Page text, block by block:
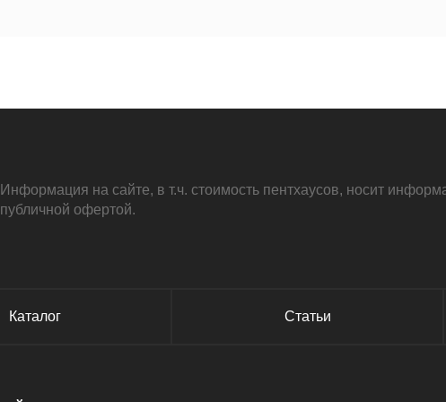
Информация на сайте, в т.ч. стоимость пентхаусов, носит
публичной офертой.
Каталог Статьи